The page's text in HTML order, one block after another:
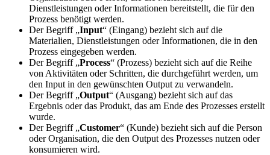
Dienstleistungen oder Informationen bereitstellt, die für den
Prozess benötigt werden.
Der Begriff „Input“ (Eingang) bezieht sich auf die
Materialien, Dienstleistungen oder Informationen, die in den
Prozess eingegeben werden.
Der Begriff „Process“ (Prozess) bezieht sich auf die Reihe
von Aktivitäten oder Schritten, die durchgeführt werden, um
den Input in den gewünschten Output zu verwandeln.
Der Begriff „Output“ (Ausgang) bezieht sich auf das
Ergebnis oder das Produkt, das am Ende des Prozesses erstellt
wurde.
Der Begriff „Customer“ (Kunde) bezieht sich auf die Person
oder Organisation, die den Output des Prozesses nutzen oder
konsumieren wird.